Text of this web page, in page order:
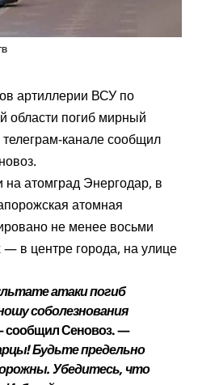
артиллерии ВСУ по
области погиб мирный
каналесообщил
на атомград Энергодар, в
атомная
не менее восьми
в центре города, на улице
атаки погиб
соболезнования
сообщил Сеновоз. —
Будьте предельно
Убедитесь, что